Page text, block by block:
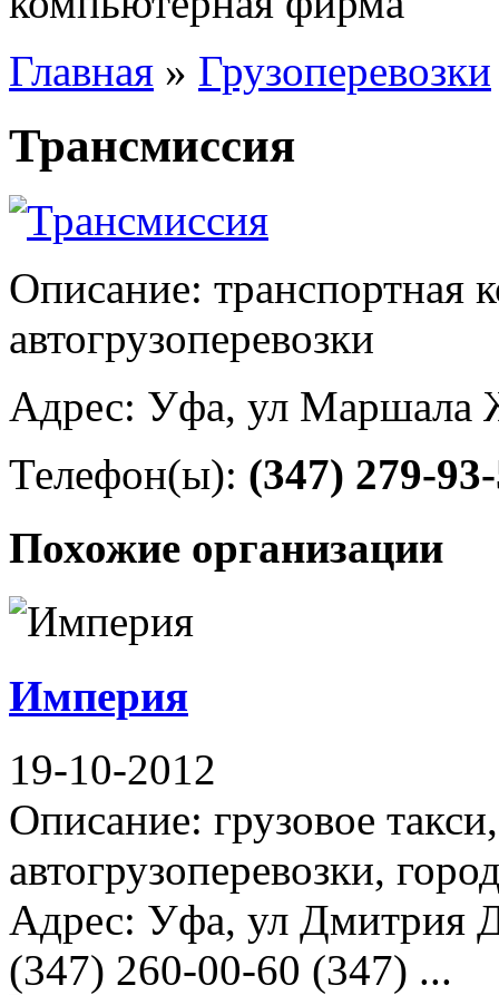
Главная » Грузоперевозки
Трансмиссия
Описание: транспортная
автогрузоперевозки
Адрес: Уфа, ул Маршала
Телефон(ы): (347) 279-
Похожие организации
Империя
19-10-2012
Описание: грузовое
автогрузоперевозки,
Адрес: Уфа, ул Дмитрия
(347) 260-00-60 (347) ...